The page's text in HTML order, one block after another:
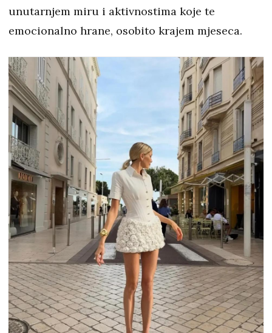
unutarnjem miru i aktivnostima koje te
emocionalno hrane, osobito krajem mjeseca.